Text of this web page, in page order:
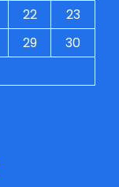
22
23
29
30